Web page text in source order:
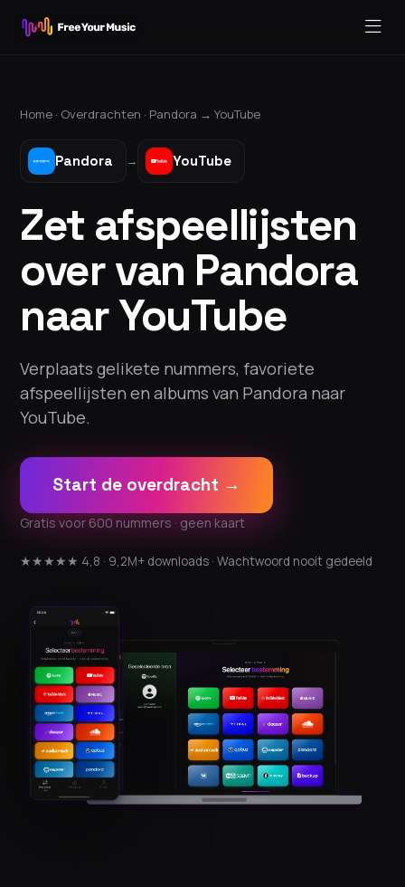
Home · Overdrachten · Pandora → YouTube
Pandora → YouTube
Zet afspeellijsten
over van Pandora
naar YouTube
Verplaats gelikete nummers, favoriete
afspeellijsten en albums van Pandora naar
YouTube.
Start de overdracht →
Gratis voor 600 nummers · geen kaart
★★★★★ 4,8 · 9,2M+ downloads · Wachtwoord nooit gedeeld